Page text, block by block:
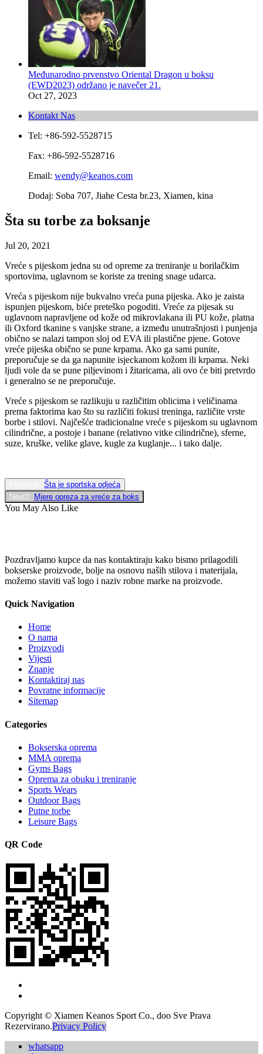
Međunarodno prvenstvo Oriental Dragon u boksu
(EWD2023) održano je navečer 21.
Oct 27, 2023
Kontakt Nas
Tel: +86-592-5528715
Fax: +86-592-5528716
Email: wendy@keanos.com
Dodaj: Soba 707, Jiahe Cesta br.23, Xiamen, kina
Šta su torbe za boksanje
Jul 20, 2021
Vreće s pijeskom jedna su od opreme za treniranje u borilačkim
sportovima, uglavnom se koriste za trening snage udarca.
Vreća s pijeskom nije bukvalno vreća puna pijeska. Ako je zaista
ispunjen pijeskom, biće preteško pogoditi. Vreće za pijesak su
uglavnom napravljene od kože od mikrovlakana ili PU kože, platna
ili Oxford tkanine s vanjske strane, a između unutrašnjosti i punjenja
obično se nalazi tampon sloj od EVA ili plastične pjene. Gotove
vreće pijeska obično se pune krpama. Ako ga sami punite,
preporučuje se da ga napunite isjeckanom kožom ili krpama. Neki
ljudi vole da se pune piljevinom i žitaricama, ali ovo će biti pretvrdo
i generalno se ne preporučuje.
Vreće s pijeskom se razlikuju u različitim oblicima i veličinama
prema faktorima kao što su različiti fokusi treninga, različite vrste
borbe i stilovi. Najčešće tradicionalne vreće s pijeskom su uglavnom
cilindrične, a postoje i banane (relativno vitke cilindrične), sferne,
suze, kruške, velike glave, kugle za kuglanje... i tako dalje.
Šta je sportska odjeća
Next2: Mjere opreza za vreće za boks
You May Also Like
Pozdravljamo kupce da nas kontaktiraju kako bismo prilagodili
bokserske proizvode, bolje na osnovu naših stilova i materijala,
možemo staviti vaš logo i naziv robne marke na proizvode.
Quick Navigation
Home
O nama
Proizvodi
Vijesti
Znanje
Kontaktiraj nas
Povratne informacije
Sitemap
Categories
Bokserska oprema
MMA oprema
Gyms Bags
Oprema za obuku i treniranje
Sports Wears
Outdoor Bags
Putne torbe
Leisure Bags
QR Code
Copyright © Xiamen Keanos Sport Co., doo Sve Prava
Rezervirano.Privacy Policy
whatsapp